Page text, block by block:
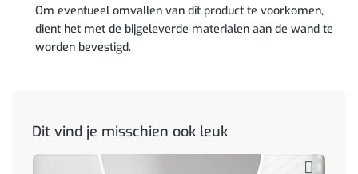
Om eventueel omvallen van dit product te voorkomen,
dient het met de bijgeleverde materialen aan de wand te
worden bevestigd.
Dit vind je misschien ook leuk